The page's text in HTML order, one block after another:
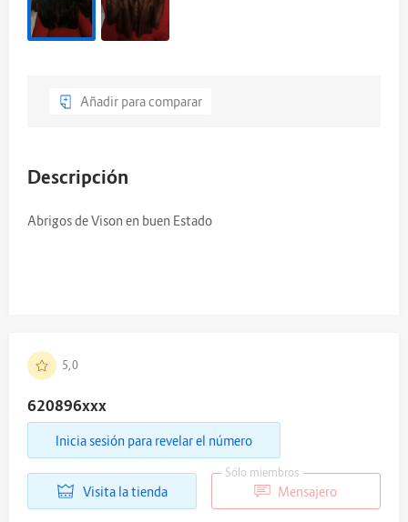
Añadir para comparar
Descripción
Abrigos de Vison en buen Estado
5,0
620896xxx
Inicia sesión para revelar el número
Visita la tienda
Sólo miembros
Mensajero